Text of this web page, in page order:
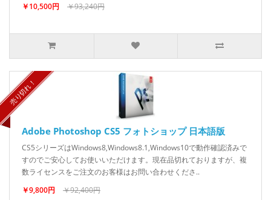
￥10,500円 ￥93,240円
SPECIAL!- 89%
売り切れ！
Adobe Photoshop CS5 フォトショップ 日本語版
CS5シリーズはWindows8,Windows8.1,Windows10で動作確認済みで
すのでご安心してお使いいただけます。現在品切れておりますが、複
数ライセンスをご注文のお客様はお問い合わせくださ..
￥9,800円
￥92,400円